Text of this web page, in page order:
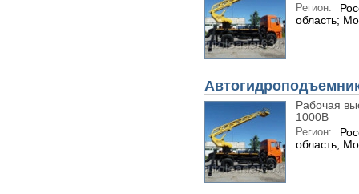
Регион:
область;
Рабочая
1000В
Регион:
область;